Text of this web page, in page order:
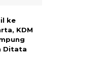
ke
KDM
Ditata